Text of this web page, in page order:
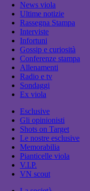
News viola
Ultime notizie
Rassegna Stampa
Interviste
Infortuni
Gossip e curiosità
Conferenze stampa
Allenamenti
Radio e tv
Sondaggi
Ex viola
Esclusive
Gli opinionisti
Shots on Target
Le nostre esclusive
Memorabilia
Pianticelle viola
V.I.P.
VN scout